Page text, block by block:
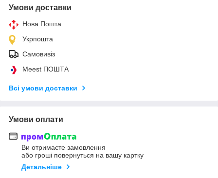
Умови доставки
Нова Пошта
Укрпошта
Самовивіз
Meest ПОШТА
Всі умови доставки
Умови оплати
Ви отримаєте замовлення
або гроші повернуться на вашу картку
Детальніше